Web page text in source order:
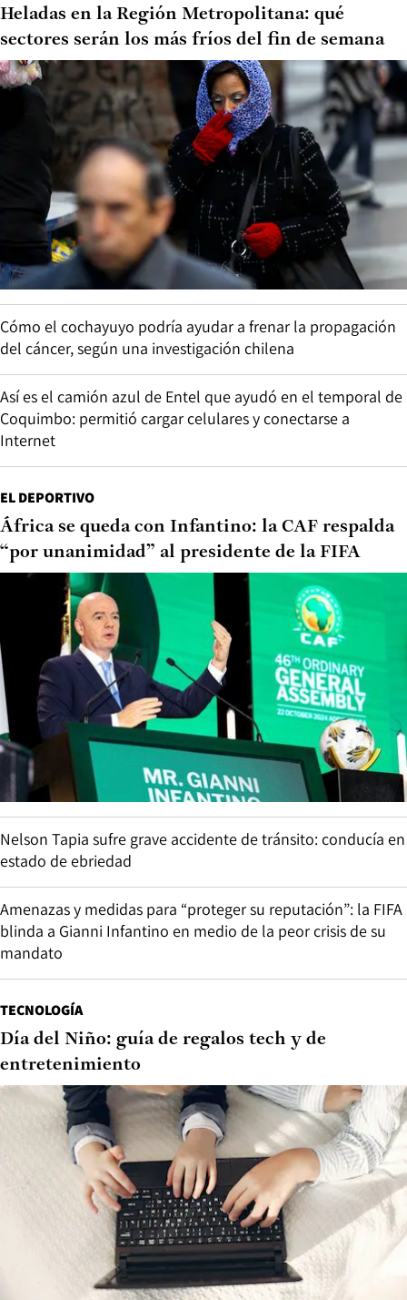
Heladas en la Región Metropolitana: qué
sectores serán los más fríos del fin de semana
Cómo el cochayuyo podría ayudar a frenar la propagación
del cáncer, según una investigación chilena
Así es el camión azul de Entel que ayudó en el temporal de
Coquimbo: permitió cargar celulares y conectarse a
Internet
EL DEPORTIVO
África se queda con Infantino: la CAF respalda
“por unanimidad” al presidente de la FIFA
Nelson Tapia sufre grave accidente de tránsito: conducía en
estado de ebriedad
Amenazas y medidas para “proteger su reputación”: la FIFA
blinda a Gianni Infantino en medio de la peor crisis de su
mandato
TECNOLOGÍA
Día del Niño: guía de regalos tech y de
entretenimiento